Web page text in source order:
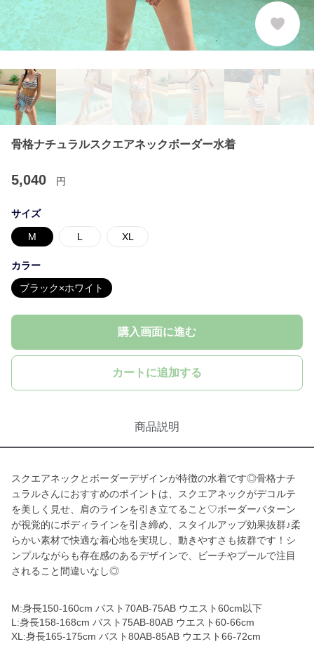
骨格ナチュラルスクエアネックボーダー水着
5,040 円
サイズ
M L XL
カラー
ブラック×ホワイト
購入画面に進む
カートに追加する
商品説明
スクエアネックとボーダーデザインが特徴の水着です◎骨格ナチ
ュラルさんにおすすめのポイントは、スクエアネックがデコルテ
を美しく見せ、肩のラインを引き立てること♡ボーダーパターン
が視覚的にボディラインを引き締め、スタイルアップ効果抜群♪柔
らかい素材で快適な着心地を実現し、動きやすさも抜群です！シ
ンプルながらも存在感のあるデザインで、ビーチやプールで注目
されること間違いなし◎
M:身長150-160cm バスト70AB-75AB ウエスト60cm以下
L:身長158-168cm バスト75AB-80AB ウエスト60-66cm
XL:身長165-175cm バスト80AB-85AB ウエスト66-72cm